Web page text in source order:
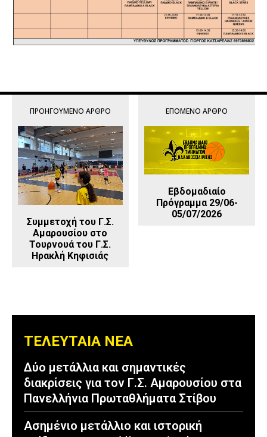
ΠΡΟΗΓΟΎΜΕΝΟ ΆΡΘΡΟ
Συμμετοχή του Γ.Σ.
Αμαρουσίου στο
Τουρνουά του Γ.Σ.
Ηρακλή Κηφισιάς
ΕΠΌΜΕΝΟ ΆΡΘΡΟ
Εβδομαδιαίο
Πρόγραμμα 29/06-
05/07/2026
ΤΕΛΕΥΤΑΙΑ ΝΕΑ
Δύο μετάλλια και σημαντικές
διακρίσεις για τον Γ.Σ. Αμαρουσίου στα
Πανελλήνια Πρωταθλήματα Στίβου
Ασημένιο μετάλλιο και ιστορική